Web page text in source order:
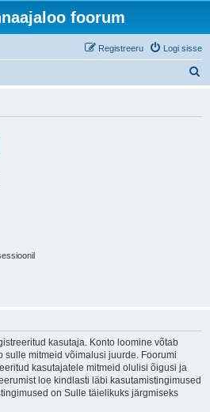
foorum
Logi sisse
Registreeru
kasutaja. Konto loomine võtab
sulle mitmeid võimalusi juurde. Foorumi
kasutajatele mitmeid olulisi õigusi ja
loe kindlasti läbi kasutamistingimused
on Sulle täielikuks järgmiseks